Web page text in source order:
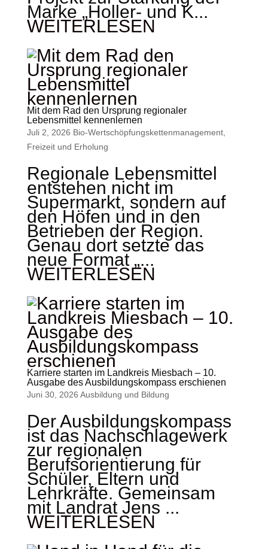
Marke „Holler- und K...
WEITERLESEN
Mit dem Rad den Ursprung regionaler
Lebensmittel kennenlernen
Juli 2, 2026 Bio-Wertschöpfungskettenmanagement,
Freizeit und Erholung
Regionale Lebensmittel
entstehen nicht im
Supermarkt, sondern auf
den Höfen und in den
Betrieben der Region.
Genau dort setzte das
neue Format „...
WEITERLESEN
Karriere starten im Landkreis Miesbach – 10.
Ausgabe des Ausbildungskompass erschienen
Juni 30, 2026 Ausbildung und Bildung
Der Ausbildungskompass
ist das Nachschlagewerk
zur regionalen
Berufsorientierung für
Schüler, Eltern und
Lehrkräfte. Gemeinsam
mit Landrat Jens ...
WEITERLESEN